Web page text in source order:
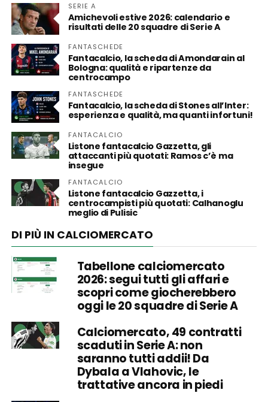
SERIE A
Amichevoli estive 2026: calendario e
risultati delle 20 squadre di Serie A
FANTASCHEDE
Fantacalcio, la scheda di Amondarain al
Bologna: qualità e ripartenze da
centrocampo
FANTASCHEDE
Fantacalcio, la scheda di Stones all’Inter:
esperienza e qualità, ma quanti infortuni!
FANTACALCIO
Listone fantacalcio Gazzetta, gli
attaccanti più quotati: Ramos c’è ma
insegue
FANTACALCIO
Listone fantacalcio Gazzetta, i
centrocampisti più quotati: Calhanoglu
meglio di Pulisic
DI PIÙ IN CALCIOMERCATO
Tabellone calciomercato
2026: segui tutti gli affari e
scopri come giocherebbero
oggi le 20 squadre di Serie A
Calciomercato, 49 contratti
scaduti in Serie A: non
saranno tutti addii! Da
Dybala a Vlahovic, le
trattative ancora in piedi